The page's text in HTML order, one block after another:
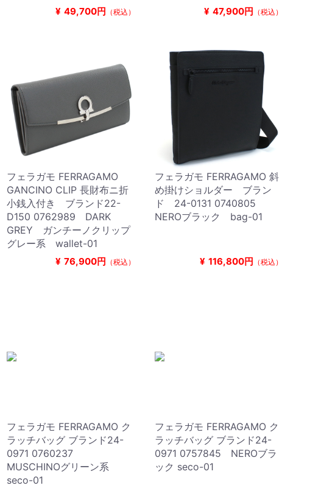
¥ 49,700円 （税込） ¥ 47,900円 （税込）
フェラガモ FERRAGAMO
GANCINO CLIP 長財布ニ折
小銭入付き ブランド22-
D150 0762989 DARK
GREY ガンチーノクリップ
グレー系 wallet-01
¥ 76,900円 （税込）
フェラガモ FERRAGAMO 斜
め掛けショルダー ブラン
ド 24-0131 0740805
NEROブラック bag-01
¥ 116,800円 （税込）
フェラガモ FERRAGAMO ク
ラッチバッグ ブランド24-
0971 0760237
MUSCHINOグリーン系
seco-01
フェラガモ FERRAGAMO ク
ラッチバッグ ブランド24-
0971 0757845 NEROブラ
ック seco-01